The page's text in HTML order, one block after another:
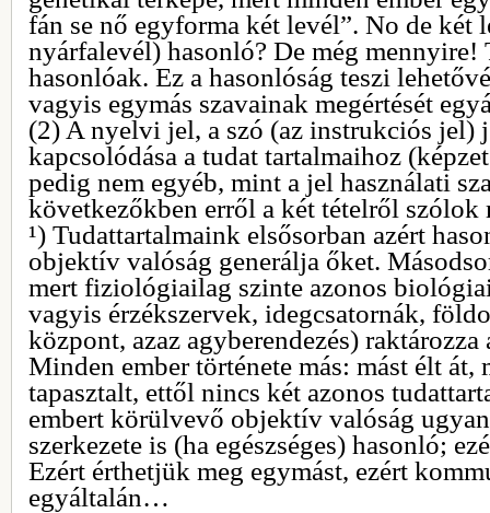
fán se nő egyforma két levél”. No de két
nyárfalevél) hasonló? De még mennyire!
hasonlóak. Ez a hasonlóság teszi
vagyis egymás szavainak megértését
(2) A nyelvi jel, a szó (az instrukciós jel)
kapcsolódása a tudat tartalmaihoz
pedig nem egyéb, mint a jel használati
következőkben erről a két tételről szólok
¹) Tudattartalmaink elsősorban azért
objektív valóság generálja őket.
mert fiziológiailag szinte azonos
vagyis érzékszervek, idegcsatornák,
központ, azaz agyberendezés)
Minden ember története más: mást élt át,
tapasztalt, ettől nincs két azonos
embert körülvevő objektív valóság
szerkezete is (ha egészséges) hasonló;
Ezért érthetjük meg egymást, ezért
egyáltalán…